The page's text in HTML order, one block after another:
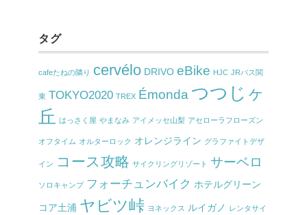
タグ
cafeたねの隣り cervélo DRIVO eBike HJC JRバス関
東 TOKYO2020 TREX Émonda つつじヶ
丘 はっさく屋 やまなみ アイメッセ山梨 アセローラフローズン
オフタイム オルターロック オレンジライン グラファイトデザ
イン コース攻略 サイクリングリゾート サーベロ
ソロキャンプ フォーチュンバイク ホテルグリーン
コア土浦 ヤビツ峠 ヨネックス ルイガノ レンタサイ